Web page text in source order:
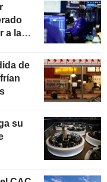
a las
de
su